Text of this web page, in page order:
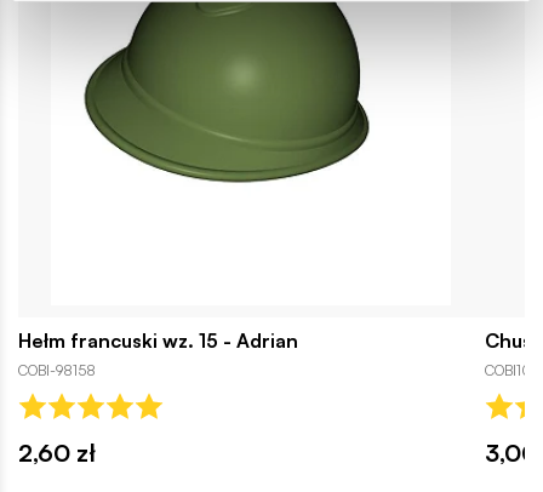
Hełm francuski wz. 15 - Adrian
COBI-98158
2,60 zł 3,00